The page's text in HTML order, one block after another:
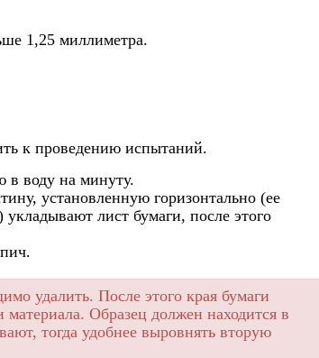
1,25 миллиметра.
к проведению испытаний.
воду на минуту.
установленную горизонтально (ее
лист бумаги, после этого
удалить. После этого края бумаги
Образец должен находится в
тогда удобнее выровнять вторую